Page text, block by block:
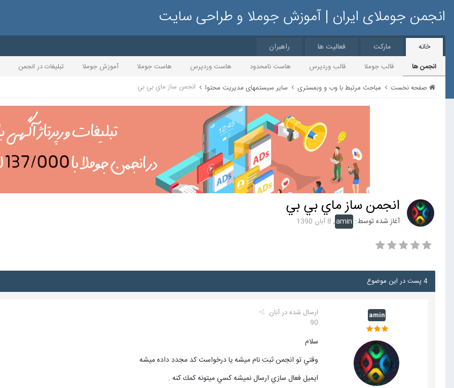
انجمن جوملای ایران | آموزش جوملا و طراحی سایت
خانه
انجمن ها قالب جوملا قالب وردپرس هاست نامحدود هاست وردپرس هاست جوملا آموزش جوملا تبلیغات در انجمن
مارکت فعالیت ها راهبران
صفحه نخست مباحث مرتبط با وب و وبمستری سایر سیستمهای مدیریت محتوا انجمن ساز ماي بي بي
انجمن ساز ماي بي بي
آغاز شده توسط: amin
, 8 آبان 1390
4 پست در این موضوع
amin ارسال شده درآبان
90
سلام
وقتي تو انجمن ثبت نام ميشه يا درخواست كد مجدد داده ميشه
ايميل فعال سازي ارسال نميشه كسي ميتونه كمك كنه .